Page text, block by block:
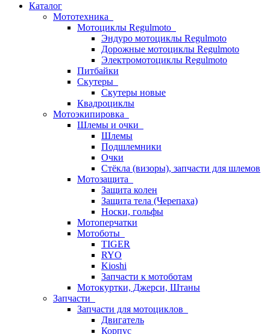
Каталог
Мототехника
Мотоциклы Regulmoto
Эндуро мотоциклы Regulmoto
Дорожные мотоциклы Regulmoto
Электромотоциклы Regulmoto
Питбайки
Скутеры
Скутеры новые
Квадроциклы
Мотоэкипировка
Шлемы и очки
Шлемы
Подшлемники
Очки
Стёкла (визоры), запчасти для шлемов
Мотозащита
Защита колен
Защита тела (Черепаха)
Носки, гольфы
Мотоперчатки
Мотоботы
TIGER
RYO
Kioshi
Запчасти к мотоботам
Мотокуртки, Джерси, Штаны
Запчасти
Запчасти для мотоциклов
Двигатель
Корпус